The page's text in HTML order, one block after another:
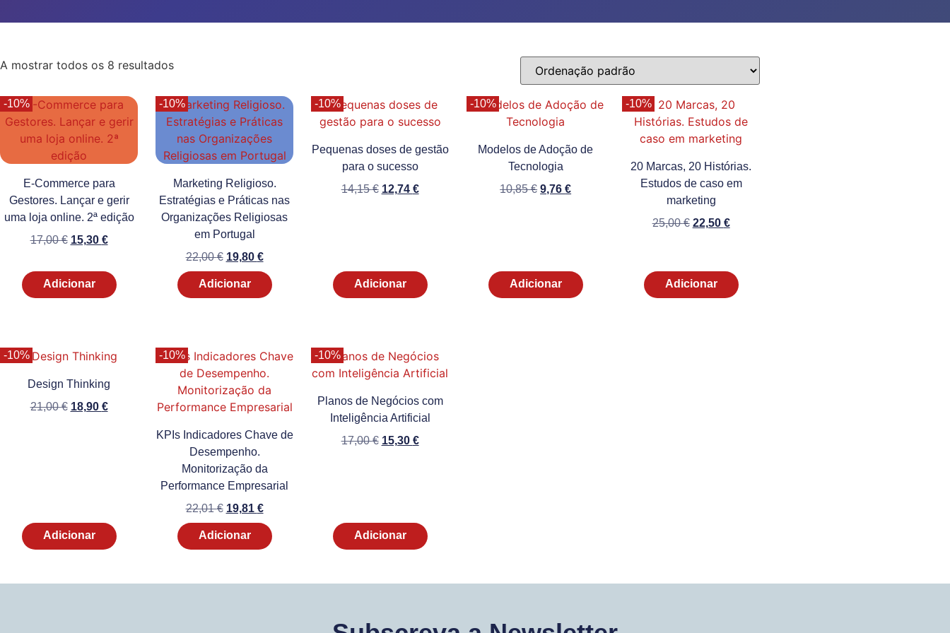
A mostrar todos os 8 resultados
-10%
E-Commerce para
Gestores. Lançar e gerir
uma loja online. 2ª edição
17,00€ 15,30 €
Adicionar
-10%
Marketing Religioso.
Estratégias e Práticas nas
Organizações Religiosas
em Portugal
22,00€ 19,80 €
Adicionar
-10%
Pequenas doses de gestão
para o sucesso
14,15€ 12,74 €
Adicionar
-10%
Modelos de Adoção de
Tecnologia
10,85€ 9,76€
Adicionar
-10%
20 Marcas, 20 Histórias.
Estudos de caso em
marketing
25,00€ 22,50 €
Adicionar
-10%
Design Thinking
21,00€ 18,90 €
Adicionar
-10%
KPIs Indicadores Chave de
Desempenho.
Monitorização da
Performance Empresarial
22,01€ 19,81 €
Adicionar
-10%
Planos de Negócios com
Inteligência Artificial
17,00€ 15,30 €
Adicionar